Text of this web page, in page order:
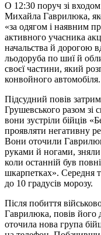
О 12:30 поруч зі
Михайла Гаврилюка,
«за одягом і наявним
активного учасника
начальства й дорогою
льодоруба по шиї й
своєї частини, який
конвойного автомобіля.
Підсудний повів
Грушевського разом
вони зустріли бійців
проявляти негативну
Вони оточили
руками й ногами, зняли
коли останній був
шкарпетках». Середня
до 10 градусів морозу.
Після побиття
Гаврилюка, повів його
оточила нова група